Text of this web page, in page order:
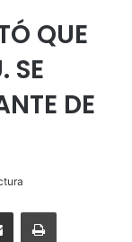
QUE
SE
DE
Enviar vía email Imprimir